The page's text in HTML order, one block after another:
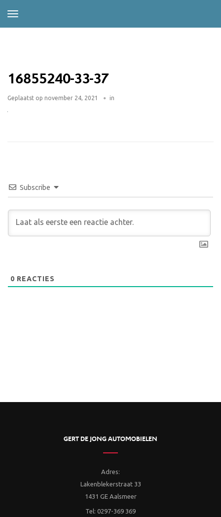
16855240-33-37
Geplaatst op november 24, 2021 in
Subscribe
0 REACTIES
GERT DE JONG AUTOMOBIELEN
Adres:
Lakenblekerstraat 33
1431 GE Aalsmeer
Tel: 0297-369 369